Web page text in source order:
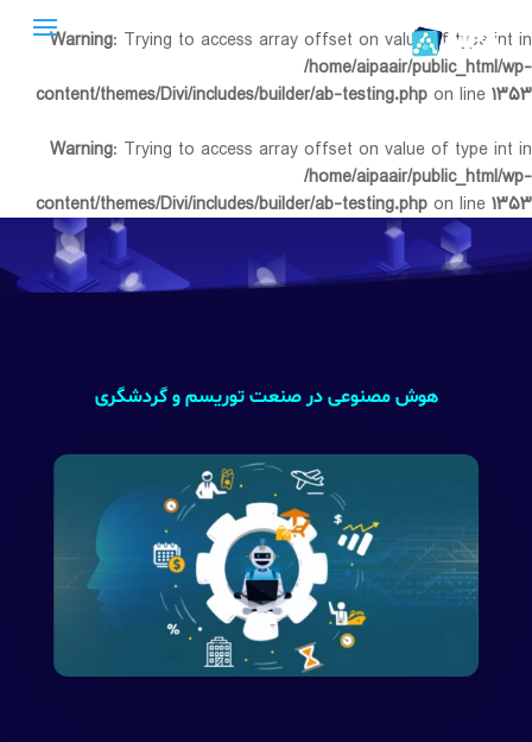
Warning: Trying to access array offset on value of type int in
/home/aipaair/public_html/wp-
content/themes/Divi/includes/builder/ab-testing.php on line ۱۳۵۳
Warning: Trying to access array offset on value of type int in
/home/aipaair/public_html/wp-
content/themes/Divi/includes/builder/ab-testing.php on line ۱۳۵۳
هوش مصنوعی در صنعت توریسم و گردشگری